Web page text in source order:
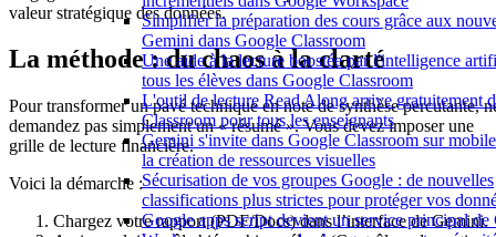
Simplifier la préparation des cours grâce aux
Gemini dans Google Classroom
Une aide à la lecture boostée par l'intelligence
tous les élèves dans Google Classroom
L'outil de lecture Read Along arrive gratuitement
Classroom pour tous les enseignants
Gemini s'invite dans Google Classroom sur
la création de ressources visuelles
Sécurisation de vos groupes Google : de nouvelles
classifications plus strictes pour protéger vos
Google apps script devient un service principal de
valeur stratégique des données.
La méthode : du chaos à la clarté
Pour transformer un pavé technique en note de synthèse percutante,
demandez pas simplement un « résumé ». Vous devez imposer une
grille de lecture financière.
Voici la démarche :
Chargez votre rapport (PDF/Docs) dans l’interface de Gemini.